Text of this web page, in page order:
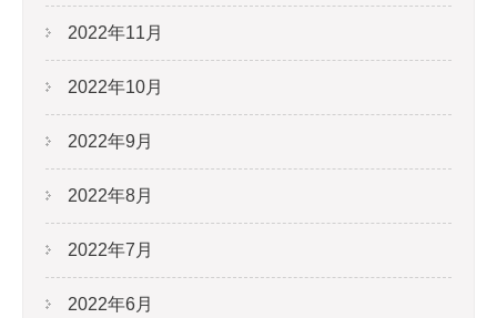
2022年11月
2022年10月
2022年9月
2022年8月
2022年7月
2022年6月